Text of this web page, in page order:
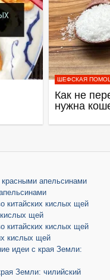
ШЕФСКАЯ
Как не
нужна
красными апельсинами
китайских кислых щей
кислых щей
китайских кислых щей
кислых щей
идеи с края Земли:
Земли: чилийский